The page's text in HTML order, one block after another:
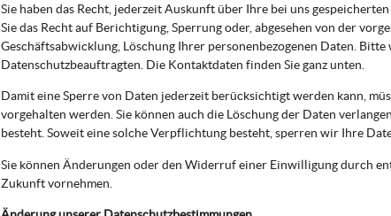
Sie haben das Recht, jederzeit Auskunft über Ihre bei uns
Sie das Recht auf Berichtigung, Sperrung oder, abgesehen von der
Geschäftsabwicklung, Löschung Ihrer personenbezogenen Daten. Bitte
Datenschutzbeauftragten. Die Kontaktdaten finden Sie ganz unten.
Damit eine Sperre von Daten jederzeit berücksichtigt werden kann,
vorgehalten werden. Sie können auch die Löschung der Daten
besteht. Soweit eine solche Verpflichtung besteht, sperren wir Ihre
Sie können Änderungen oder den Widerruf einer Einwilligung durch
Zukunft vornehmen.